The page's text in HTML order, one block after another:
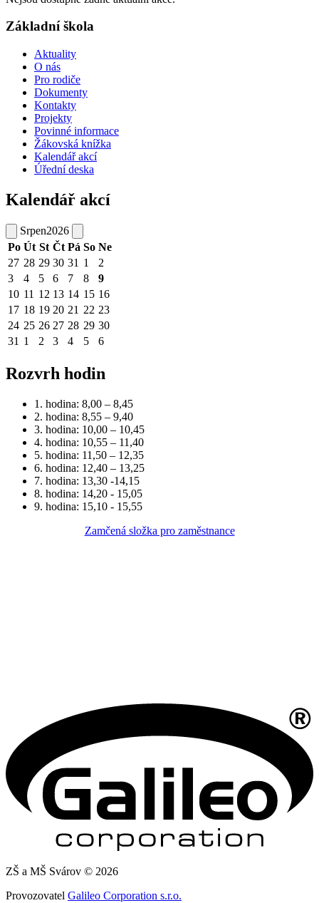
Základní škola
Aktuality
O nás
Pro rodiče
Dokumenty
Kontakty
Projekty
Povinné informace
Žákovská knížka
Kalendář akcí
Úřední deska
Kalendář akcí
Srpen2026
Po Út St Čt Pá So Ne
27 28 29 30 31 1
2
3
4 5 6 7 8
9
10 11 12 13 14 15 16
17 18 19 20 21 22 23
24 25 26 27 28 29 30
31 1 2 3 4 5 6
Rozvrh hodin
1. hodina: 8,00 – 8,45
2. hodina: 8,55 – 9,40
3. hodina: 10,00 – 10,45
4. hodina: 10,55 – 11,40
5. hodina: 11,50 – 12,35
6. hodina: 12,40 – 13,25
7. hodina: 13,30 -14,15
8. hodina: 14,20 - 15,05
9. hodina: 15,10 - 15,55
Zamčená složka pro zaměstnance
ZŠ a MŠ Svárov © 2026
Provozovatel Galileo Corporation s.r.o.